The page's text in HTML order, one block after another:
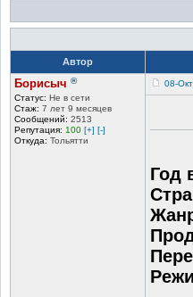
Автор
Борисыч ®
Статус: Не в сети
Стаж: 7 лет 9 месяцев
Сообщений: 2513
Репутация: 100 [+] [-]
Откуда: Тольятти
08-
Год